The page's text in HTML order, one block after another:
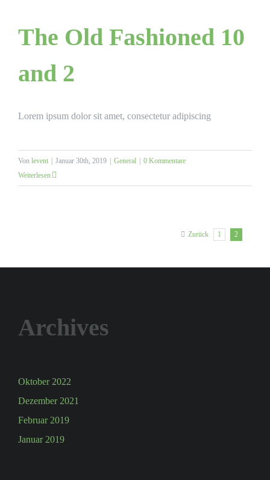
The Old Fashioned 10
and 2
Lorem ipsum dolor sit amet, consectetur adipiscing
Von levent Januar 30th, 2019 General
0 Kommentare
Weiterlesen
Zurück 1 2
Archives
Oktober 2022
Dezember 2021
Februar 2019
Januar 2019